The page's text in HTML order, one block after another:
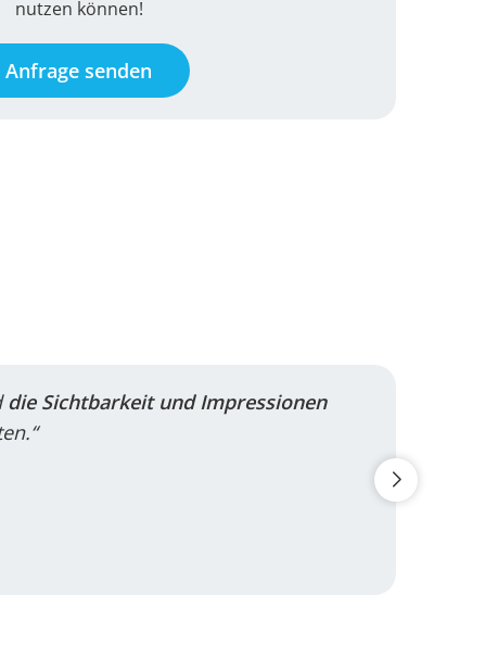
nutzen können!
Anfrage senden
die Sichtbarkeit und Impressionen